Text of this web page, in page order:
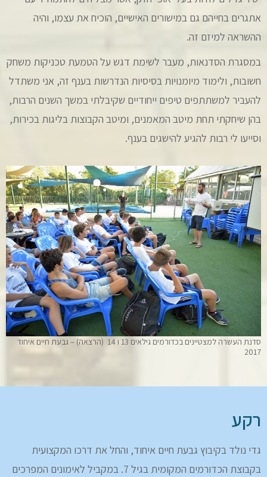
סדנת העשרה למצטיינים בכדורמים גילאים 13 ו 14 (הרצאה) – גבעת חיים איחוד
2017
אתגרים בחייהם גם במישורים האישיים, הוכיח את עצמו, והיה
ההשראה למיזם זה.
במסגרת הסדנאות, מעבר לשימת דגש על הטמעת טכניקות משחק
חשובות, ולימוד מיומנויות בסיסיות הנדרשות בענף זה, אני משתדל
להעביר למשתתפים טיפים ייחודיים שקיבלתי במשך השנים הרבות,
בהן שיחקתי תחת מיטב המאמנים, ומיטב הקבוצות בליגות בכירות,
וסייעו לי רבות להגיע להישגים בענף.
רקע
גדי נולד בקיבוץ גבעת חיים איחוד, והחל את דרכו המקצועית
בקבוצת הכדורמים המקומית בגיל 7. במקביל לאימונים המפרכים